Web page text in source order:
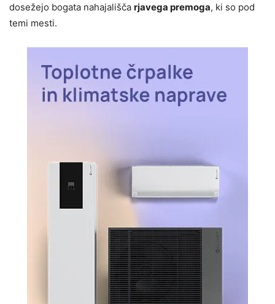
dosežejo bogata nahajališča rjavega premoga, ki so pod
temi mesti.